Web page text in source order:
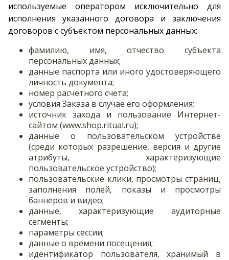
используемые оператором исключительно для
исполнения указанного договора и заключения
договоров с субъектом персональных данных:
фамилию, имя, отчество субъекта
персональных данных;
данные паспорта или иного удостоверяющего
личность документа;
номер расчетного счета;
условия Заказа в случае его оформления;
источник захода и пользование Интернет-
сайтом (www.shop.ritual.ru);
данные о пользовательском устройстве
(среди которых разрешение, версия и другие
атрибуты, характеризующие
пользовательское устройство);
пользовательские клики, просмотры страниц,
заполнения полей, показы и просмотры
баннеров и видео;
данные, характеризующие аудиторные
сегменты;
параметры сессии;
данные о времени посещения;
идентификатор пользователя, хранимый в